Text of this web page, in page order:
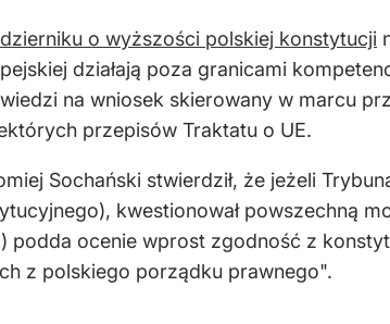
o wyższości polskiej konstytucji
działają poza granicami
na wniosek skierowany w marcu
przepisów Traktatu o UE.
Sochański stwierdził, że jeżeli
kwestionował powszechną
podda ocenie wprost zgodność z
z polskiego porządku prawnego".